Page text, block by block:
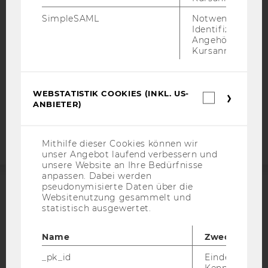
DATENSCHUTZERKLÄRUNG
DATENSCHUTZERKLÄRUNG SOCIAL MEDIA
DATENSCHUTZERKLÄRUNG
STUDIENBEWERBER*INNEN UND STUDIERENDE
Barrierefreiheitserklärung
ACCREDITED BY:
SimpleSAML
Notwendig zur
Identifizierung
Angehörige/r für
Kursanmeldung.
WEBSTATISTIK COOKIES (INKL. US-
ANBIETER)
Mithilfe dieser Cookies können wir
unser Angebot laufend verbessern und
unsere Website an Ihre Bedürfnisse
anpassen. Dabei werden
pseudonymisierte Daten über die
Websitenutzung gesammelt und
statistisch ausgewertet.
Name
Zweck
_pk_id
Eindeutige